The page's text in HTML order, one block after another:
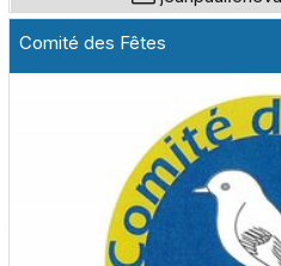
Comité des Fêtes